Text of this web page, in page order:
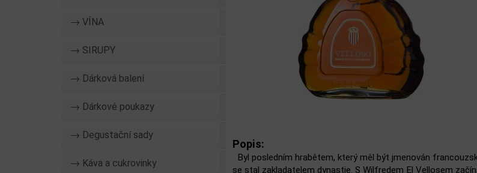
→ VÍNA
→ SIRUPY
→ Dárková balení
→ Dárkové poukazy
→ Degustační sady
→ Káva a cukrovinky
Popis:
Byl posledním hrabětem, který měl být jmenován
se stal zakladatelem dynastie. S Wilfredem El Vellosem